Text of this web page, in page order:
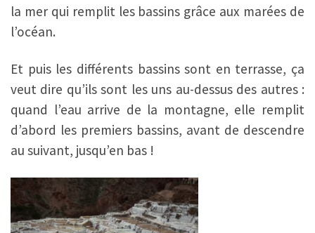
la mer qui remplit les bassins grâce aux marées de
l’océan.
Et puis les différents bassins sont en terrasse, ça
veut dire qu’ils sont les uns au-dessus des autres :
quand l’eau arrive de la montagne, elle remplit
d’abord les premiers bassins, avant de descendre
au suivant, jusqu’en bas !